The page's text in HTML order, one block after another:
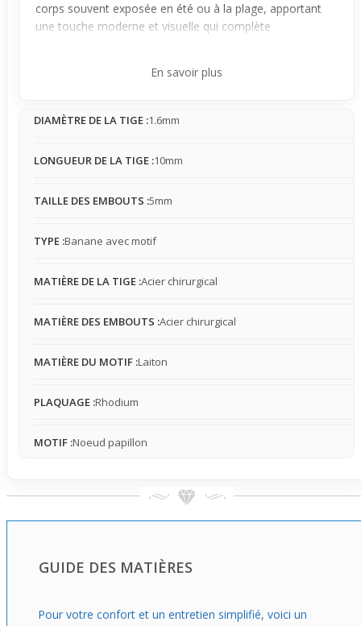
corps souvent exposée en été ou à la plage, apportant
une touche moderne et visuelle qui complète
Conçu en acier chirurgical, ce bijou est adapté aux peaux
discret malgré la présence des cercles qui, bien que
enbananeassure un porté sûr et agréable, tout en
Idéal pour les personnes cherchant à sublimer
piercing invite à une mise en valeur douce mais marquée.
sans compromettre le confort, même pour les peaux
En savoir plus
DIAMÈTRE DE LA TIGE :1.6mm
LONGUEUR DE LA TIGE :10mm
TAILLE DES EMBOUTS :5mm
TYPE :Banane avec motif
MATIÈRE DE LA TIGE :Acier chirurgical
MATIÈRE DES EMBOUTS :Acier chirurgical
MATIÈRE DU MOTIF :Laiton
PLAQUAGE :Rhodium
MOTIF :Noeud papillon
GUIDE DES MATIÈRES
Pour votre confort et un entretien simplifié, voici un